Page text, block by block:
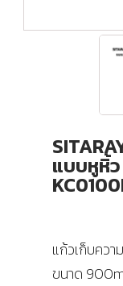
แบบหูหิ้
แก้วเก็บควา
ขนาด